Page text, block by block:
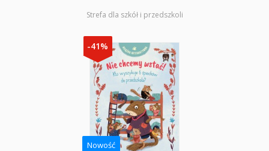
Strefa dla szkół i przedszkoli
-41%
Nowość